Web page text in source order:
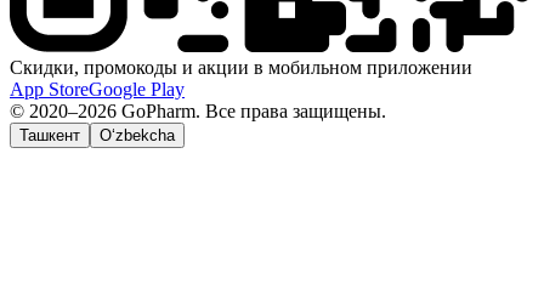
Скидки, промокоды и акции в мобильном приложении
App StoreGoogle Play
© 2020–2026 GoPharm. Все права защищены.
Ташкент O‘zbekcha